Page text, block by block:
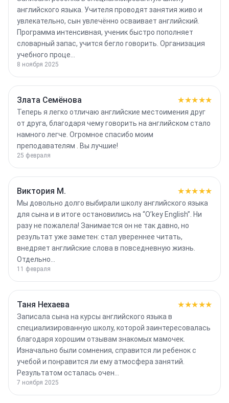
английского языка. Учителя проводят занятия живо и
увлекательно, сын увлечённо осваивает английский.
Программа интенсивная, ученик быстро пополняет
словарный запас, учится бегло говорить. Организация
учебного проце…
8 ноября 2025
Злата Семëнова ★★★★★
Теперь я легко отличаю английские местоимения друг
от друга, благодаря чему говорить на английском стало
намного легче. Огромное спасибо моим
преподавателям . Вы лучшие!
25 февраля
Виктория М. ★★★★★
Мы довольно долго выбирали школу английского языка
для сына и в итоге остановились на “O’key English”. Ни
разу не пожалела! Занимается он не так давно, но
результат уже заметен: стал увереннее читать,
внедряет английские слова в повседневную жизнь.
Отдельно…
11 февраля
Таня Нехаева ★★★★★
Записала сына на курсы английского языка в
специализированную школу, которой заинтересовалась
благодаря хорошим отзывам знакомых мамочек.
Изначально были сомнения, справится ли ребенок с
учебой и понравится ли ему атмосфера занятий.
Результатом осталась очен…
7 ноября 2025